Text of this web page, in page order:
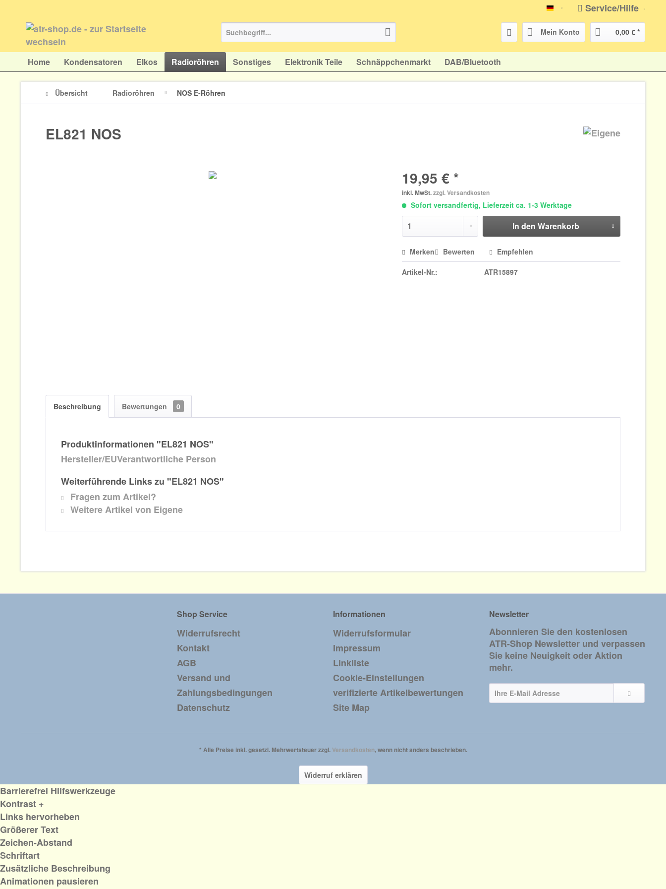
atr-shop.deService/Hilfe
Mein Konto 0,00 € *
Home Kondensatoren Elkos Radioröhren Sonstiges Elektronik Teile Schnäppchenmarkt DAB/Bluetooth
Übersicht Radioröhren NOS E-Röhren
EL821 NOS
19,95 € *
inkl. MwSt.zzgl. Versandkosten
Sofort versandfertig, Lieferzeit ca. 1-3 Werktage
In den Warenkorb
Merken Bewerten Empfehlen
Artikel-Nr.: ATR15897
Beschreibung Bewertungen 0
Produktinformationen "EL821 NOS"
Hersteller/EUVerantwortliche Person
Weiterführende Links zu "EL821 NOS"
Fragen zum Artikel?
Weitere Artikel von Eigene
Shop Service
Widerrufsrecht
Kontakt
AGB
Versand und
Zahlungsbedingungen
Datenschutz
Informationen
Widerrufsformular
Impressum
Linkliste
Cookie-Einstellungen
verifizierte Artikelbewertungen
Site Map
Newsletter
Abonnieren Sie den kostenlosen
ATR-Shop Newsletter und verpassen
Sie keine Neuigkeit oder Aktion
mehr.
* Alle Preise inkl. gesetzl. Mehrwertsteuer zzgl.Versandkosten, wenn nicht anders beschrieben.
Widerruf erklären
Barrierefrei Hilfswerkzeuge
Kontrast +
Links hervorheben
Größerer Text
Zeichen-Abstand
Schriftart
Zusätzliche Beschreibung
Animationen pausieren